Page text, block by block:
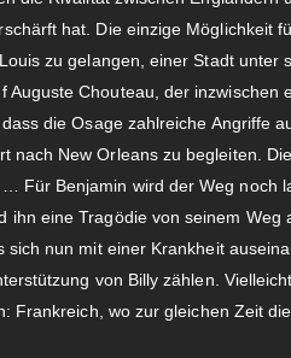
hat. Die einzige Möglichkeit
zu gelangen, einer Stadt unter
Auguste Chouteau, der
die Osage zahlreiche Angriffe
nach New Orleans zu begleiten.
Für Benjamin wird der Weg noch
ihn eine Tragödie von seinem
sich nun mit einer Krankheit
von Billy zählen.
Frankreich, wo zur gleichen Zeit